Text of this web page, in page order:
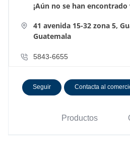
41 avenida 15-32 zona 5,
Guatemala
5843-6655
¡Aún no se han
Contacta al
Seguir
Productos